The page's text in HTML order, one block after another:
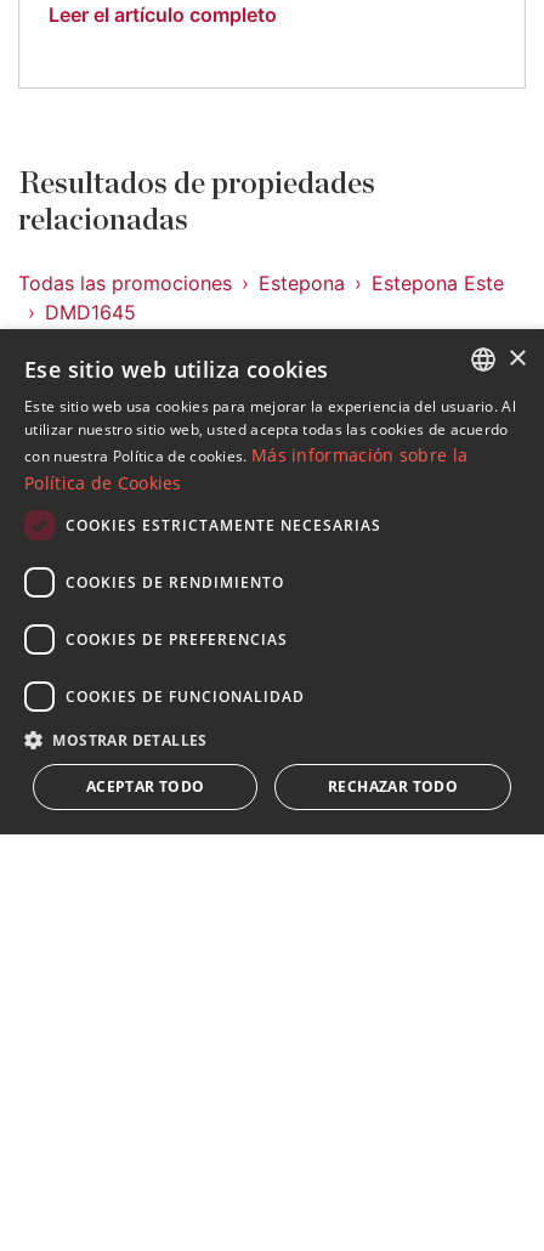
Leer el artículo completo
Resultados de propiedades
relacionadas
Todas las promociones Estepona
Estepona Este
DMD1645
Promociones en Estepona Este
Promociones en Estepona
Suscribase a nuestro Newsletter
Reciba novedades sobre propiedades , actualidad y
estilo de vida de Marbella
Acepto el
Le informamos que los datos personales obtenidos mediante
este formulario...Expandir
ENGLISH
SPANISH
×
Ese sitio web utiliza cookies
Este sitio web usa cookies para mejorar la experiencia del usuario. Al
utilizar nuestro sitio web, usted acepta todas las cookies de acuerdo
con nuestra Política de cookies. Más información sobre la
Política de Cookies
COOKIES ESTRICTAMENTE NECESARIAS
COOKIES DE RENDIMIENTO
COOKIES DE PREFERENCIAS
COOKIES DE FUNCIONALIDAD
MOSTRAR DETALLES
ACEPTAR TODO RECHAZAR TODO